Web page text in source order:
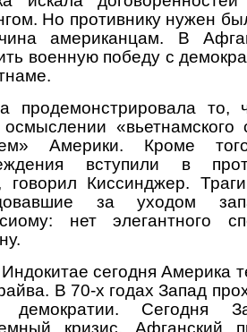
Но противнику нужен
американцам. В
военную победу с
продемонстрировала то,
«вьетнамского
Америки. Кроме
вступили в
говорил Киссинджер.
за уходом
нет элегантного
сегодня Америка
В 70-х годах Запад
демократии. Сегодня
кризис. Афганский